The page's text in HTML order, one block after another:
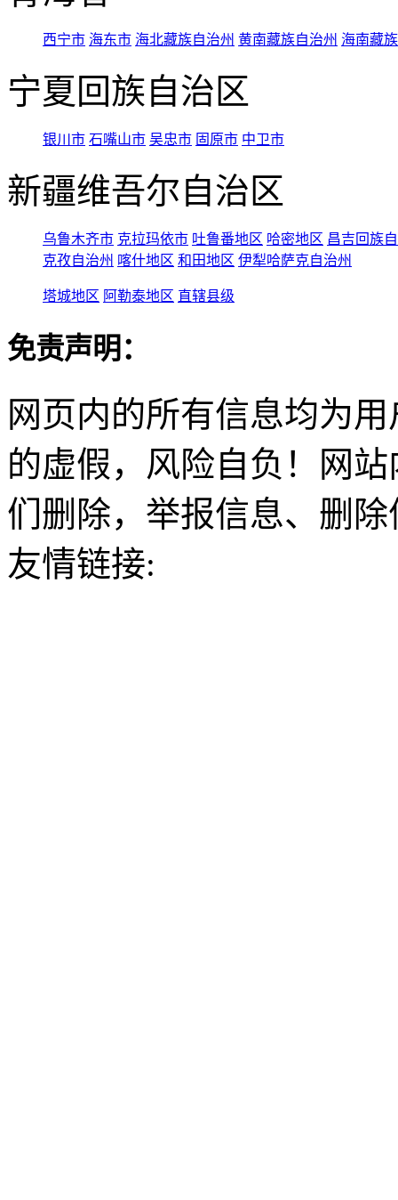
西宁市 海东市 海北藏族自治州 黄南藏族自治州 海南藏
宁夏回族自治区
银川市 石嘴山市 吴忠市 固原市 中卫市
新疆维吾尔自治区
乌鲁木齐市 克拉玛依市 吐鲁番地区 哈密地区 昌吉回族
克孜自治州 喀什地区 和田地区 伊犁哈萨克自治州
塔城地区 阿勒泰地区 直辖县级
免责声明：
网页内的所有信息均为
的虚假，风险自负！网
们删除，举报信息、删
友情链接: